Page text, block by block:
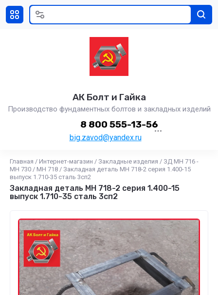
АК Болт и Гайка
Производство фундаментных болтов и закладных изделий
big.zavod@yandex.ru
8 800 555-13-56
Главная / Интернет-магазин / Закладные изделия / ЗД МН 716 -
МН 730 / МН 718 / Закладная деталь МН 718-2 серия 1.400-15
выпуск 1.710-35 сталь 3сп2
Закладная деталь МН 718-2 серия 1.400-15
выпуск 1.710-35 сталь 3сп2